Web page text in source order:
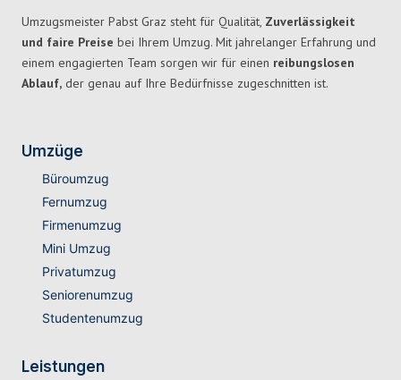
Umzugsmeister Pabst Graz steht für Qualität, Zuverlässigkeit
und faire Preise bei Ihrem Umzug. Mit jahrelanger Erfahrung und
einem engagierten Team sorgen wir für einen reibungslosen
Ablauf, der genau auf Ihre Bedürfnisse zugeschnitten ist.
Umzüge
Büroumzug
Fernumzug
Firmenumzug
Mini Umzug
Privatumzug
Seniorenumzug
Studentenumzug
Leistungen